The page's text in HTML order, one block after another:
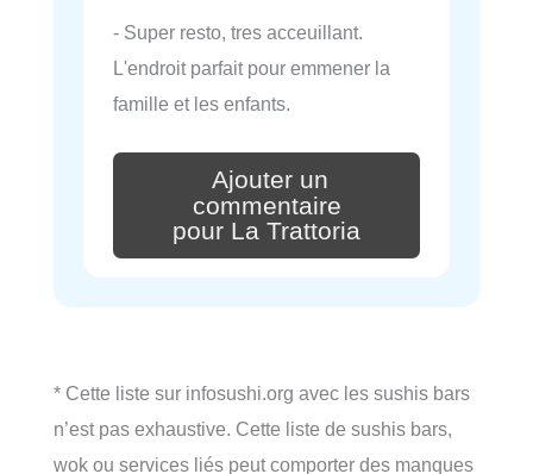
- Super resto, tres acceuillant.
L'endroit parfait pour emmener la
famille et les enfants.
Ajouter un
commentaire
pour La Trattoria
* Cette liste sur infosushi.org avec les sushis bars
n’est pas exhaustive. Cette liste de sushis bars,
wok ou services liés peut comporter des manques